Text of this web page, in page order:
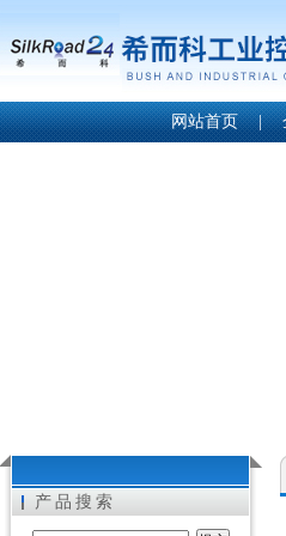
网站首页 |
产品搜索